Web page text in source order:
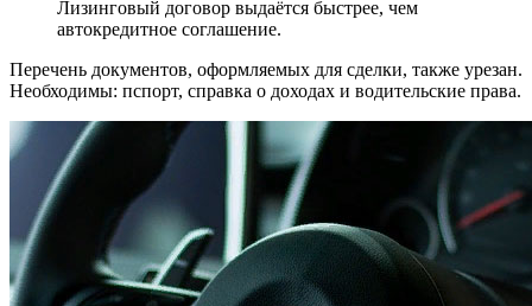
Лизинговый договор выдаётся быстрее, чем
автокредитное соглашение.
Перечень документов, оформляемых для сделки, также урезан.
Необходимы: пспорт, справка о доходах и водительские права.